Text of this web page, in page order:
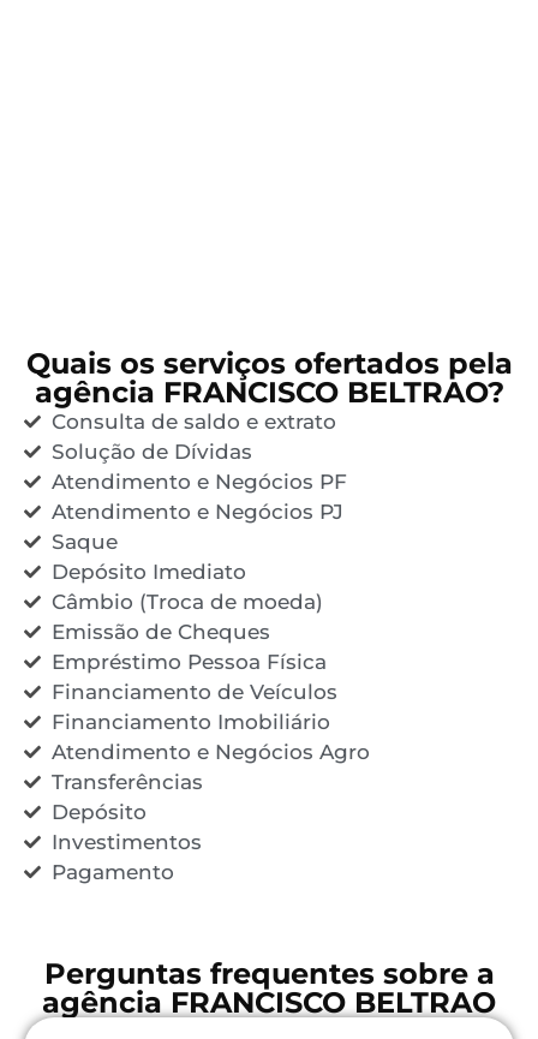
Quais os serviços ofertados pela
agência FRANCISCO BELTRAO?
Consulta de saldo e extrato
Solução de Dívidas
Atendimento e Negócios PF
Atendimento e Negócios PJ
Saque
Depósito Imediato
Câmbio (Troca de moeda)
Emissão de Cheques
Empréstimo Pessoa Física
Financiamento de Veículos
Financiamento Imobiliário
Atendimento e Negócios Agro
Transferências
Depósito
Investimentos
Pagamento
Perguntas frequentes sobre a
agência FRANCISCO BELTRAO